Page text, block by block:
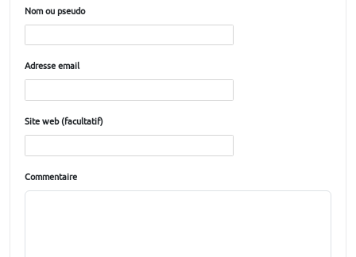
Nom ou pseudo
Adresse email
Site web (facultatif)
Commentaire